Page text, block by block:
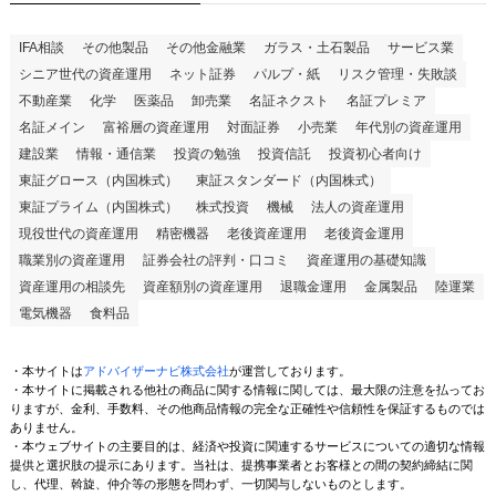
IFA相談 その他製品 その他金融業 ガラス・土石製品
サービス業
シニア世代の資産運用
ネット証券 パルプ・紙
リスク管理・失敗談
不動産業
化学 医薬品 卸売業 名証ネクスト
名証プレミア
名証メイン
富裕層の資産運用 対面証券 小売業
年代別の資産運用
建設業
情報・通信業 投資の勉強 投資信託
投資初心者向け
東証グロース（内国株式）
東証スタンダード（内国株式）
東証プライム（内国株式）
株式投資 機械
法人の資産運用
現役世代の資産運用
精密機器 老後資産運用
老後資金運用
職業別の資産運用
証券会社の評判・口コミ
資産運用の基礎知識
資産運用の相談先
資産額別の資産運用 退職金運用 金属製品
陸運業
電気機器
食料品
・本サイトはアドバイザーナビ株式会社が運営しております。
・本サイトに掲載される他社の商品に関する情報に関しては、最大限の注意を払ってお
りますが、金利、手数料、その他商品情報の完全な正確性や信頼性を保証するものでは
ありません。
・本ウェブサイトの主要目的は、経済や投資に関連するサービスについての適切な情報
提供と選択肢の提示にあります。当社は、提携事業者とお客様との間の契約締結に関
し、代理、斡旋、仲介等の形態を問わず、一切関与しないものとします。